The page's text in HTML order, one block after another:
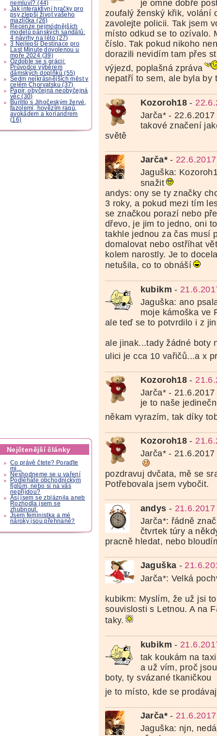
nemluví? (44)
Jak interaktivní hračky pro
psy zlepší život vašeho
mazlíčka (26)
Recenze nejmódnějších
modelů pánských sandálů:
4 návrhy na léto (27)
3 Nejlepší Destinace pro
Last Minute dovolenou u
moře 2024 (39)
Ozdobte se s grácii:
Průvodce výběrem
dámských doplňků (55)
Sedm nejkrásnějších měst v
celém Chorvatsku (37)
Papír, obyčejná neobyčejná
věc (30)
Buritto s Jihočeským žervé,
fazolemi, hovězím ragú,
avokádem a koriandrem
(16)
Nejčtenější články
Co právě čtete? Poraďte
mi...
Neshodneme se u vaření
Podléháte obchodnickým
fíglům, nebo si na vás
nepřijdou?
Asi jsem se zbláznila aneb
Rozhodla jsem se
zhubnout.
Jsem feministka a mé
nároky jsou přehnané?
je omne dobře
zoufalý ženský křik, volání
zavolejte policii. Tak jsem
místo odkud se to ozívalo.
číslo. Tak pokud nikoho
dorazili nevidím tam přes
výjezd, poplašná zpráva
nepatří to sem, ale byla by
Kozoroh18 -
Jarča* - 22.6.2017
takové značení
světě
Jarča*-
Jaguška:
snažit
andys: ony se ty značky
3 roky, a pokud mezi tím
se značkou porazí nebo
dřevo, je jim to jedno, oni
takhle jednou za čas musí
domalovat nebo ostříhat
kolem narostly. Je to
netušila, co to obnáší
kubikm -
Jaguška: ano
moje kámoška ve
ale teď se to potvrdilo i z
ale jinak...tady žádné boty
ulici je cca 10 vařičů...a x
Kozoroh18 -
Jarča* - 21.6.2017
je to naše
někam vyrazím, tak díky
Kozoroh18 -
Jarča* - 21.6.2017
pozdravuj dvčata, mě se
Potřebovala jsem vybočit.
andys -
Jarča*: řádně
čtvrtek túry a
pracně hledat, nebo
Jaguška -
Jarča*: Velká
kubikm: Myslím, že už jsi
souvislosti s Letnou. A na
taky.
kubikm -
tak koukám na
a už vím, proč
boty, ty svázané tkaničkou
je to místo, kde se
Jarča*-
Jaguška: njn,